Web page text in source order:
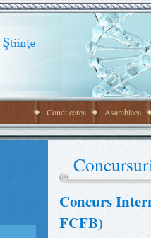
Conducerea Asambleea
Concurs
FCFB)